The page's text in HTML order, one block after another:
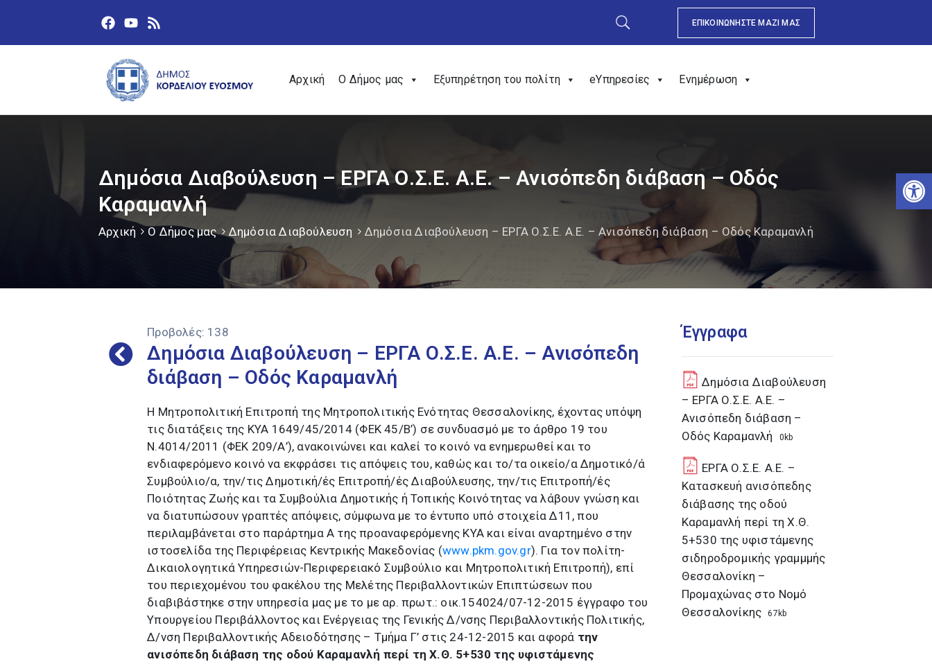
ΕΠΙΚΟΙΝΩΝΗΣΤΕ ΜΑΖΙ ΜΑΣ
Αρχική Ο Δήμος μας Εξυπηρέτηση του πολίτη eΥπηρεσίες Ενημέρωση
Δημόσια Διαβούλευση – EΡΓΑ Ο.Σ.Ε. Α.Ε. – Ανισόπεδη διάβαση – Οδός
Καραμανλή
Αρχική Ο Δήμος μας Δημόσια Διαβούλευση Δημόσια Διαβούλευση – EΡΓΑ Ο.Σ.Ε. Α.Ε. – Ανισόπεδη διάβαση – Οδός Καραμανλή
Προβολές: 138
Δημόσια Διαβούλευση – EΡΓΑ Ο.Σ.Ε. Α.Ε. – Ανισόπεδη
διάβαση – Οδός Καραμανλή
Η Μητροπολιτική Επιτροπή της Μητροπολιτικής Ενότητας Θεσσαλονίκης, έχοντας υπόψη
τις διατάξεις της ΚΥΑ 1649/45/2014 (ΦΕΚ 45/Β’) σε συνδυασμό με το άρθρο 19 του
Ν.4014/2011 (ΦΕΚ 209/Α’), ανακοινώνει και καλεί το κοινό να ενημερωθεί και το
ενδιαφερόμενο κοινό να εκφράσει τις απόψεις του, καθώς και το/τα οικείο/α Δημοτικό/ά
Συμβούλιο/α, την/τις Δημοτική/ές Επιτροπή/ές Διαβούλευσης, την/τις Επιτροπή/ές
Ποιότητας Ζωής και τα Συμβούλια Δημοτικής ή Τοπικής Κοινότητας να λάβουν γνώση και
να διατυπώσουν γραπτές απόψεις, σύμφωνα με το έντυπο υπό στοιχεία Δ11, που
περιλαμβάνεται στο παράρτημα Α της προαναφερόμενης ΚΥΑ και είναι αναρτημένο στην
ιστοσελίδα της Περιφέρειας Κεντρικής Μακεδονίας (www.pkm.gov.gr). Για τον πολίτη-
Δικαιολογητικά Υπηρεσιών-Περιφερειακό Συμβούλιο και Μητροπολιτική Επιτροπή), επί
του περιεχομένου του φακέλου της Μελέτης Περιβαλλοντικών Επιπτώσεων που
διαβιβάστηκε στην υπηρεσία μας με το με αρ. πρωτ.: οικ.154024/07-12-2015 έγγραφο του
Υπουργείου Περιβάλλοντος και Ενέργειας της Γενικής Δ/νσης Περιβαλλοντικής Πολιτικής,
Δ/νση Περιβαλλοντικής Αδειοδότησης – Τμήμα Γ’ στις 24-12-2015 και αφορά την
ανισόπεδη διάβαση της οδού Καραμανλή περί τη Χ.Θ. 5+530 της υφιστάμενης
Έγγραφα
Δημόσια Διαβούλευση
– EΡΓΑ Ο.Σ.Ε. Α.Ε. –
Ανισόπεδη διάβαση –
Οδός Καραμανλή
0kb
EΡΓΑ Ο.Σ.Ε. Α.Ε. –
Κατασκευή ανισόπεδης
διάβασης της οδού
Καραμανλή περί τη Χ.Θ.
5+530 της υφιστάμενης
σιδηροδρομικής γραμμμής
Θεσσαλονίκη –
Προμαχώνας στο Νομό
Θεσσαλονίκης
67kb